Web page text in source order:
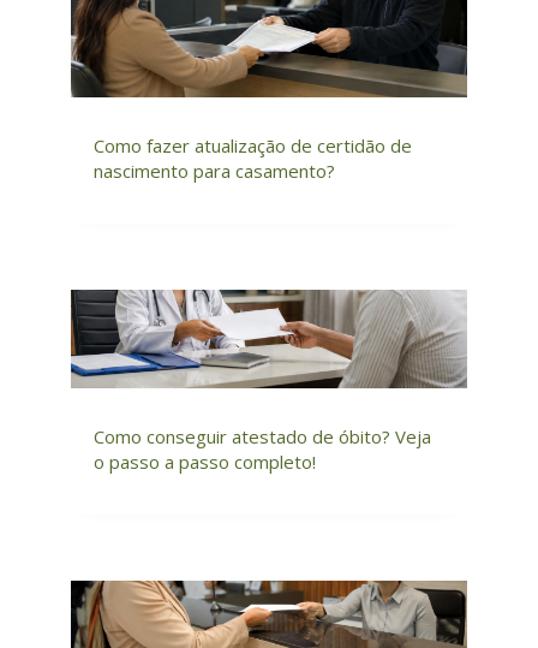
Como fazer atualização de certidão de
nascimento para casamento?
Como conseguir atestado de óbito? Veja
o passo a passo completo!